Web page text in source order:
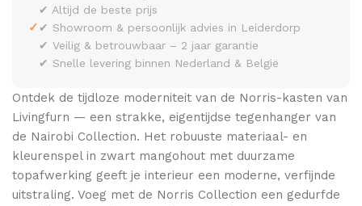
✓
✔ Altijd de beste prijs
✔ Showroom & persoonlijk advies in Leiderdorp
✔ Veilig & betrouwbaar – 2 jaar garantie
✔ Snelle levering binnen Nederland & België
Ontdek de tijdloze moderniteit van de Norris-kasten van
Livingfurn — een strakke, eigentijdse tegenhanger van
de Nairobi Collection. Het robuuste materiaal- en
kleurenspel in zwart mangohout met duurzame
topafwerking geeft je interieur een moderne, verfijnde
uitstraling. Voeg met de Norris Collection een gedurfde